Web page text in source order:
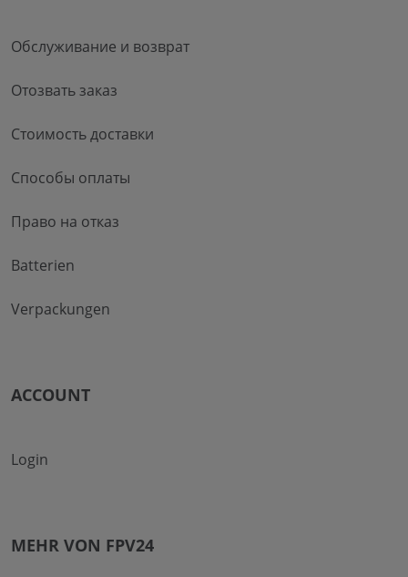
Обслуживание и возврат
Отозвать заказ
Стоимость доставки
Способы оплаты
Право на отказ
Batterien
Verpackungen
ACCOUNT
Login
MEHR VON FPV24